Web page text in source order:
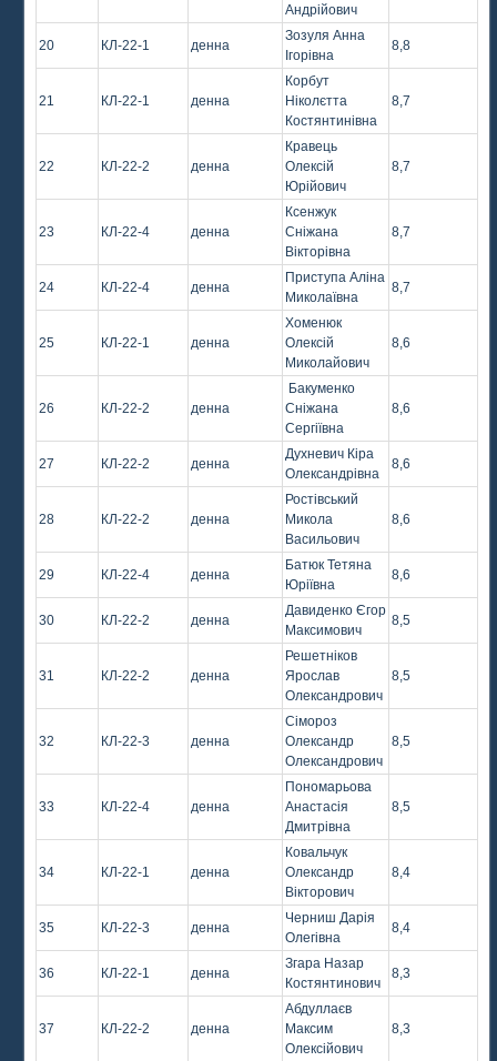
Андрійович
20 КЛ-22-1 денна
Зозуля Анна
Ігорівна
8,8
21 КЛ-22-1 денна
Корбут
Ніколєтта
Костянтинівна
8,7
22 КЛ-22-2 денна
Кравець
Олексій
Юрійович
8,7
23 КЛ-22-4 денна
Ксенжук
Сніжана
Вікторівна
8,7
24 КЛ-22-4 денна
Приступа Аліна
Миколаївна
8,7
25 КЛ-22-1 денна
Хоменюк
Олексій
Миколайович
8,6
26 КЛ-22-2 денна
Бакуменко
Сніжана
Сергіївна
8,6
27 КЛ-22-2 денна
Духневич Кіра
Олександрівна
8,6
28 КЛ-22-2 денна
Ростівський
Микола
Васильович
8,6
29 КЛ-22-4 денна
Батюк Тетяна
Юріївна
8,6
30 КЛ-22-2 денна
Давиденко Єгор
Максимович
8,5
31 КЛ-22-2 денна
Решетніков
Ярослав
Олександрович
8,5
32 КЛ-22-3 денна
Сімороз
Олександр
Олександрович
8,5
33 КЛ-22-4 денна
Пономарьова
Анастасія
Дмитрівна
8,5
34 КЛ-22-1 денна
Ковальчук
Олександр
Вікторович
8,4
35 КЛ-22-3 денна
Черниш Дарія
Олегівна
8,4
36 КЛ-22-1 денна
Згара Назар
Костянтинович
8,3
37 КЛ-22-2 денна
Абдуллаєв
Максим
Олексійович
8,3